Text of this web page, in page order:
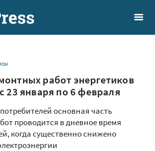
работ энергетиков
23 января по 6 февраля
основная часть
проводится в дневное время
когда существенно снижено